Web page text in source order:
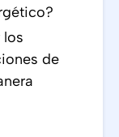
los
de